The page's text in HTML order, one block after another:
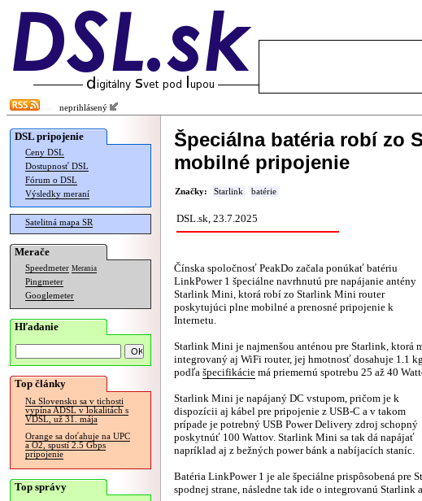
neprihlásený
DSL pripojenie
Ceny DSL
Dostupnosť DSL
Fórum o DSL
Výsledky meraní
Satelitná mapa SR
Merače
Speedmeter Merania
Pingmeter
Googlemeter
Hľadanie
Top články
Na Slovensku sa v tichosti
vypína ADSL v lokalitách s
VDSL, už 31. mája
Orange sa doťahuje na UPC
a O2, spustí 2.5 Gbps
pripojenie
Top správy
Špeciálna batéria robí zo
mobilné pripojenie
Značky: Starlink batérie
DSL.sk, 23.7.2025
Čínska spoločnosť PeakDo začala ponúkať batériu
LinkPower 1 špeciálne navrhnutú pre napájanie antény
Starlink Mini, ktorá robí zo Starlink Mini router
poskytujúci plne mobilné a prenosné pripojenie k
Internetu.
Starlink Mini je najmenšou anténou pre Starlink, ktorá
integrovaný aj WiFi router, jej hmotnosť dosahuje 1.1
podľa špecifikácie má priemernú spotrebu 25 až 40
Starlink Mini je napájaný DC vstupom, pričom je k
dispozícii aj kábel pre pripojenie z USB-C a v takom
prípade je potrebný USB Power Delivery zdroj schopný
poskytnúť 100 Wattov. Starlink Mini sa tak dá napájať
napríklad aj z bežných power bánk a nabíjacích staníc.
Batéria LinkPower 1 je ale špeciálne prispôsobená pre
spodnej strane, následne tak ide o integrovanú Starlink